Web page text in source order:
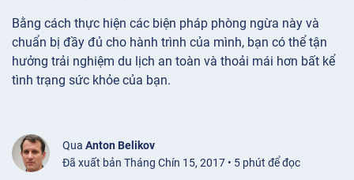
Bằng cách thực hiện các biện pháp phòng ngừa này và
chuẩn bị đầy đủ cho hành trình của mình, bạn có thể tận
hưởng trải nghiệm du lịch an toàn và thoải mái hơn bất kể
tình trạng sức khỏe của bạn.
Qua Anton Belikov
Đã xuất bản Tháng Chín 15, 2017 • 5 phút để đọc